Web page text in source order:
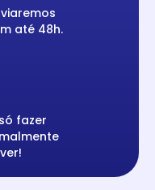
até 48h.
fazer